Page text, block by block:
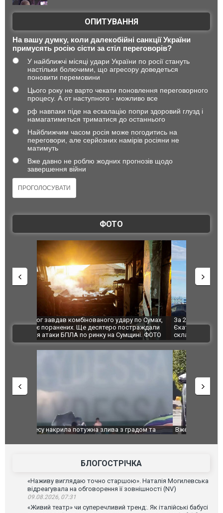
ОПИТУВАННЯ
На вашу думку, коли далекобійні санкції України
примусять росію сісти за стіл переговорів?
У найближчі місяці удари України по росії стануть
настільки болючими, що агресору доведеться
поновити перемовини
Цього року не варто чекати поновлення переговорного
процесу. А от наступного - можливо все
рф навпаки піде на ескалацію попри здоровий глузд і
намагатиметься триматися до останнього
Найближчим часом росія може погодитись на
переговори, але серйозних намірів росіяни не
матимуть
Вже давно не роблю жодних прогнозів щодо
завершення війни
ФОТО
За 2000 кілометрів від кордону з Україною: в
Єкатеринбурзі після атаки дронів загорівся
склад Wildberries. ФОТО. ВІДЕО
"Мої
ВІДЕО
Вже вивели на тести: Ferrari готує оновлення
Вийшов
фільму
БЛОГОСТРІЧКА
«Наживу виглядаю точно старшою». Наталія Могилевська
відреагувала на обговорення її зовнішності (NV)
09.08.2026, 07:31
«Живий театр» чи суперечливий тренд:. Як італійські бабусі